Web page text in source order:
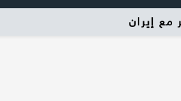
مع إيران